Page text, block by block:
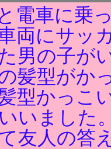
電車に乗
両にサッ
男の子が
髪型がか
型かっこ
いました
友人の答